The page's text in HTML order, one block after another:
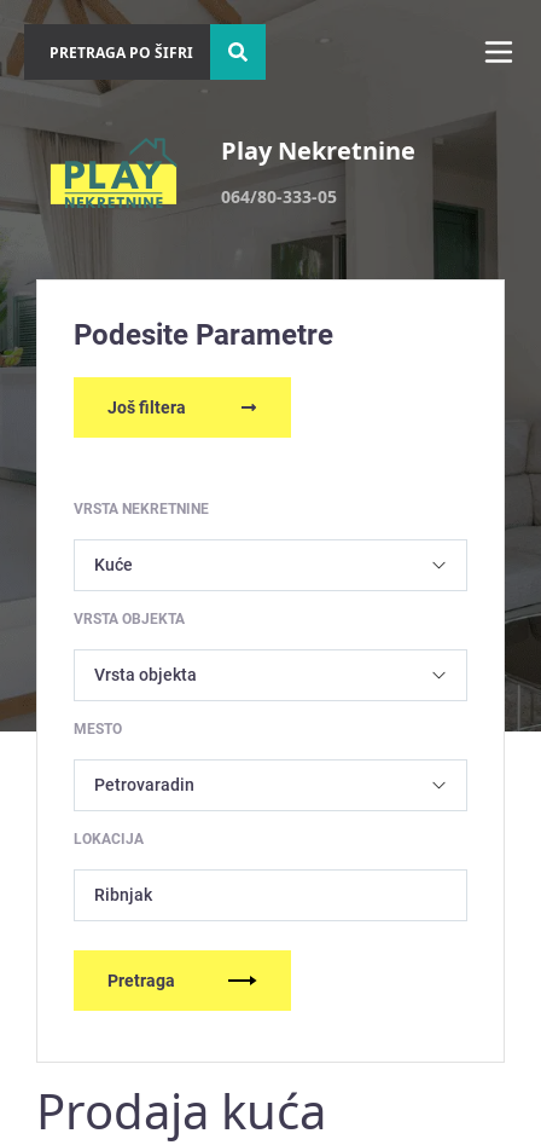
Play Nekretnine
064/80-333-05
Podesite Parametre
Još filtera
VRSTA NEKRETNINE
VRSTA OBJEKTA
MESTO
LOKACIJA
Ribnjak
Pretraga
Prodaja kuća